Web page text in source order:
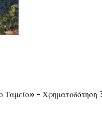
- Χρηματοδότηση